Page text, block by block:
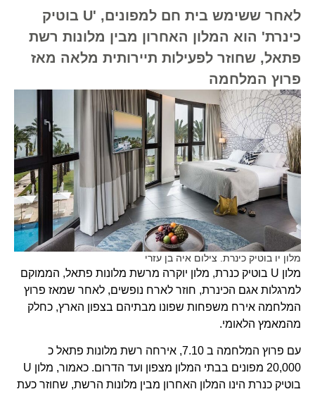
לאחר ששימש בית חם למפונים, 'U בוטיק
כינרת' הוא המלון האחרון מבין מלונות רשת
פתאל, שחוזר לפעילות תיירותית מלאה מאז
פרוץ המלחמה
מלון יו בוטיק כינרת. צילום איה בן עזרי
מלון U בוטיק כנרת, מלון יוקרה מרשת מלונות פתאל, הממוקם
למרגלות אגם הכינרת, חוזר לארח נופשים, לאחר שמאז פרוץ
המלחמה אירח משפחות שפונו מבתיהם בצפון הארץ, כחלק
מהמאמץ הלאומי.
עם פרוץ המלחמה ב 7.10, אירחה רשת מלונות פתאל כ
20,000 מפונים בבתי המלון מצפון ועד הדרום. כאמור, מלון U
בוטיק כנרת הינו המלון האחרון מבין מלונות הרשת, שחוזר כעת